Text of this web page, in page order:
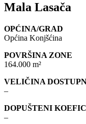
Mala Lasača
OPĆINA/GRAD
Općina Konjšćina
POVRŠINA ZONE
164.000 m²
VELIČINA
–
DOPUŠTENI
–